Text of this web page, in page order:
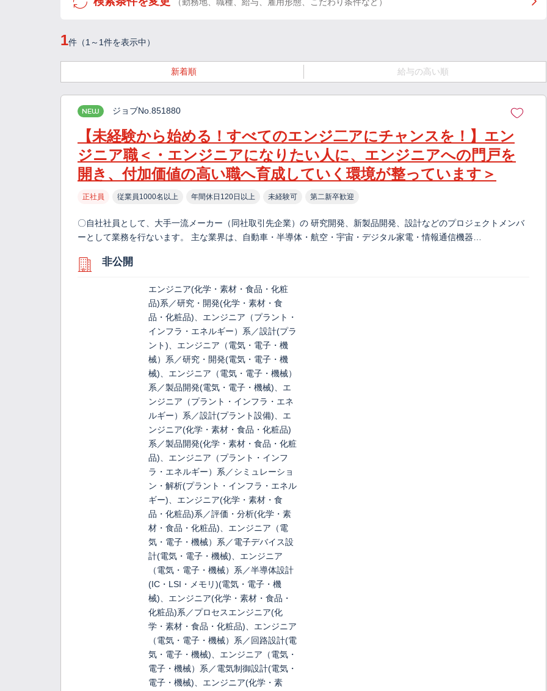
1件（1～1件を表示中）
新着順 給与の高い順
NEW ジョブNo.851880
【未経験から始める！すべてのエンジ二アにチャンスを！】エン
ジニア職＜・エンジニアになりたい人に、エンジニアへの門戸を
開き、付加価値の高い職へ育成していく環境が整っています＞
正社員 従業員1000名以上 年間休日120日以上 未経験可 第二新卒歓迎
〇自社社員として、大手一流メーカー（同社取引先企業）の 研究開発、新製品開発、設計などのプロジェクトメンバ
ーとして業務を行ないます。 主な業界は、自動車・半導体・航空・宇宙・デジタル家電・情報通信機器…
非公開
エンジニア(化学・素材・食品・化粧
品)系／研究・開発(化学・素材・食
品・化粧品)、エンジニア（プラント・
インフラ・エネルギー）系／設計(プラ
ント)、エンジニア（電気・電子・機
械）系／研究・開発(電気・電子・機
械)、エンジニア（電気・電子・機械）
系／製品開発(電気・電子・機械)、エ
ンジニア（プラント・インフラ・エネ
ルギー）系／設計(プラント設備)、エ
ンジニア(化学・素材・食品・化粧品)
系／製品開発(化学・素材・食品・化粧
品)、エンジニア（プラント・インフ
ラ・エネルギー）系／シミュレーショ
ン・解析(プラント・インフラ・エネル
ギー)、エンジニア(化学・素材・食
品・化粧品)系／評価・分析(化学・素
材・食品・化粧品)、エンジニア（電
気・電子・機械）系／電子デバイス設
計(電気・電子・機械)、エンジニア
（電気・電子・機械）系／半導体設計
(IC・LSI・メモリ)(電気・電子・機
械)、エンジニア(化学・素材・食品・
化粧品)系／プロセスエンジニア(化
学・素材・食品・化粧品)、エンジニア
（電気・電子・機械）系／回路設計(電
気・電子・機械)、エンジニア（電気・
電子・機械）系／電気制御設計(電気・
電子・機械)、エンジニア(化学・素